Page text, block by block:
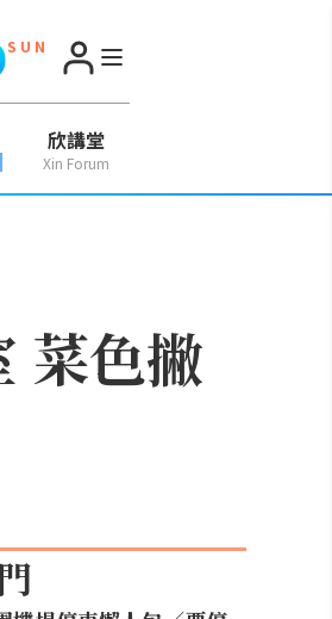
S U N
欣講堂
Xin Forum
菜色撇